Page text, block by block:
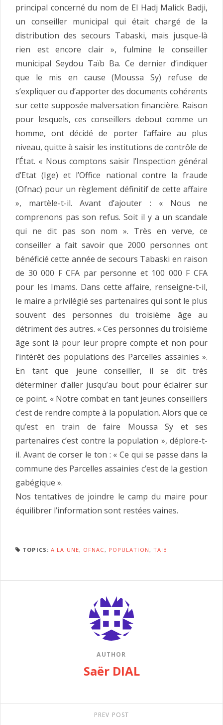
principal concerné du nom de El Hadj Malick Badji,
un conseiller municipal qui était chargé de la
distribution des secours Tabaski, mais jusque-là
rien est encore clair », fulmine le conseiller
municipal Seydou Taïb Ba. Ce dernier d’indiquer
que le mis en cause (Moussa Sy) refuse de
s’expliquer ou d’apporter des documents cohérents
sur cette supposée malversation financière. Raison
pour lesquels, ces conseillers debout comme un
homme, ont décidé de porter l’affaire au plus
niveau, quitte à saisir les institutions de contrôle de
l’État. « Nous comptons saisir l’Inspection général
d’Etat (Ige) et l’Office national contre la fraude
(Ofnac) pour un règlement définitif de cette affaire
», martèle-t-il. Avant d’ajouter : « Nous ne
comprenons pas son refus. Soit il y a un scandale
qui ne dit pas son nom ». Très en verve, ce
conseiller a fait savoir que 2000 personnes ont
bénéficié cette année de secours Tabaski en raison
de 30 000 F CFA par personne et 100 000 F CFA
pour les Imams. Dans cette affaire, renseigne-t-il,
le maire a privilégié ses partenaires qui sont le plus
souvent des personnes du troisième âge au
détriment des autres. « Ces personnes du troisième
âge sont là pour leur propre compte et non pour
l’intérêt des populations des Parcelles assainies ».
En tant que jeune conseiller, il se dit très
déterminer d’aller jusqu’au bout pour éclairer sur
ce point. « Notre combat en tant jeunes conseillers
c’est de rendre compte à la population. Alors que ce
qu’est en train de faire Moussa Sy et ses
partenaires c’est contre la population », déplore-t-
il. Avant de corser le ton : « Ce qui se passe dans la
commune des Parcelles assainies c’est de la gestion
gabégique ».
Nos tentatives de joindre le camp du maire pour
équilibrer l’information sont restées vaines.
TOPICS: A LA UNE, OFNAC, POPULATION, TAIB
AUTHOR
Saër DIAL
PREV POST